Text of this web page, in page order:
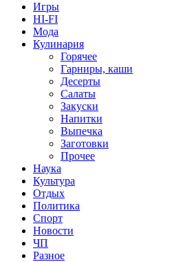
Игры
HI-FI
Мода
Кулинария
Горячее
Гарниры, каши
Десерты
Салаты
Закуски
Напитки
Выпечка
Заготовки
Прочее
Наука
Культура
Отдых
Политика
Спорт
Новости
ЧП
Разное